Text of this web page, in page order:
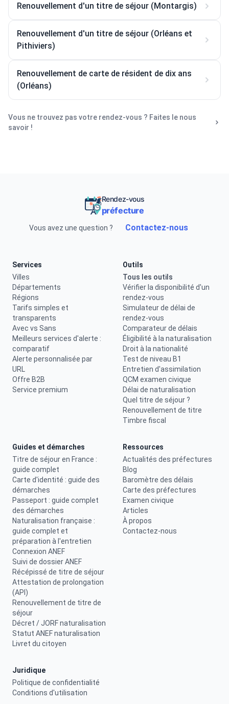
Renouvellement d'un titre de séjour (Montargis)
Renouvellement d'un titre de séjour (Orléans et
Pithiviers)
Renouvellement de carte de résident de dix ans
(Orléans)
Vous ne trouvez pas votre rendez-vous ? Faites le nous
savoir !
Rendez-vous
préfecture
Vous avez une question ? Contactez-nous
Services
Villes
Départements
Régions
Tarifs simples et
transparents
Avec vs Sans
Meilleurs services d'alerte :
comparatif
Alerte personnalisée par
URL
Offre B2B
Service premium
Outils
Tous les outils
Vérifier la disponibilité d'un
rendez-vous
Simulateur de délai de
rendez-vous
Comparateur de délais
Éligibilité à la naturalisation
Droit à la nationalité
Test de niveau B1
Entretien d'assimilation
QCM examen civique
Délai de naturalisation
Quel titre de séjour ?
Renouvellement de titre
Timbre fiscal
Guides et démarches
Titre de séjour en France :
guide complet
Carte d'identité : guide des
démarches
Passeport : guide complet
des démarches
Naturalisation française :
guide complet et
préparation à l'entretien
Connexion ANEF
Suivi de dossier ANEF
Récépissé de titre de séjour
Attestation de prolongation
(API)
Renouvellement de titre de
séjour
Décret / JORF naturalisation
Statut ANEF naturalisation
Livret du citoyen
Ressources
Actualités des préfectures
Blog
Baromètre des délais
Carte des préfectures
Examen civique
Articles
À propos
Contactez-nous
Juridique
Politique de confidentialité
Conditions d'utilisation